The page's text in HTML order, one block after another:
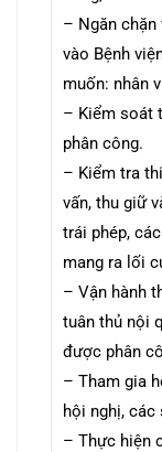
– Ngăn
vào Bệnh
muốn: nhân
– Kiểm soát
phân công.
– Kiểm tra
vấn, thu giữ
trái phép,
mang ra lối
– Vận hành
tuân thủ nội
được phân
– Tham gia
hội nghị,
– Thực hiện